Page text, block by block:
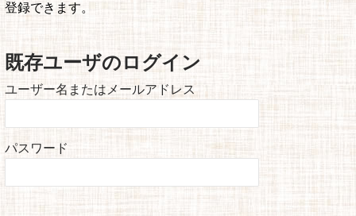
登録できます。
既存ユーザのログイン
ユーザー名またはメールアドレス
パスワード